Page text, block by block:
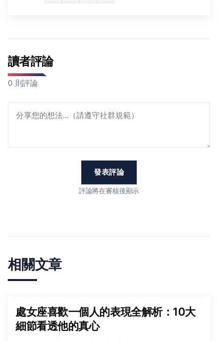
讀者評論
0 則評論
發表評論
評論將在審核後顯示
相關文章
處女座喜歡一個人的表現全解析：10大
細節看透他的真心